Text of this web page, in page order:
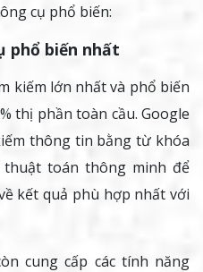
cụ phổ biến:
phổ biến nhất
kiếm lớn nhất và phổ biến
thị phần toàn cầu. Google
thông tin bằng từ khóa
thuật toán thông minh để
kết quả phù hợp nhất với
cung cấp các tính năng